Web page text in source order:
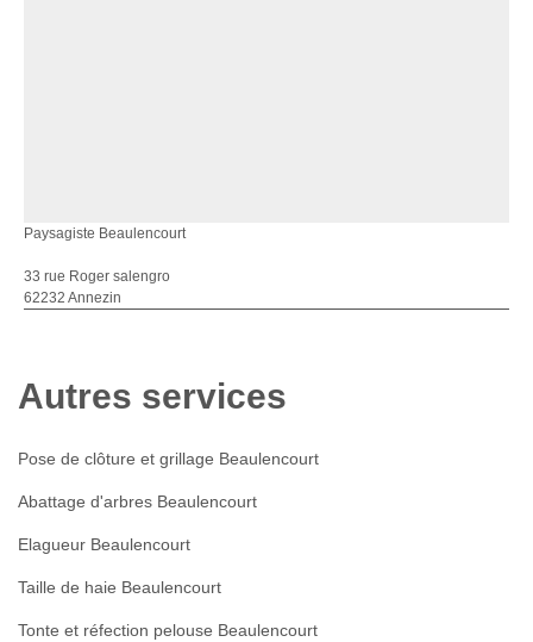
Paysagiste Beaulencourt
33 rue Roger salengro
62232 Annezin
Autres services
Pose de clôture et grillage Beaulencourt
Abattage d'arbres Beaulencourt
Elagueur Beaulencourt
Taille de haie Beaulencourt
Tonte et réfection pelouse Beaulencourt